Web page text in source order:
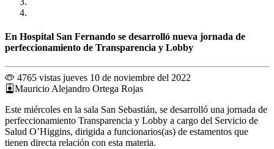
En Hospital San Fernando se desarrolló nueva jornada de
perfeccionamiento de Transparencia y Lobby
4765 vistas jueves 10 de noviembre del 2022
Mauricio Alejandro Ortega Rojas
Este miércoles en la sala San Sebastián, se desarrolló una jornada de
perfeccionamiento Transparencia y Lobby a cargo del Servicio de
Salud O’Higgins, dirigida a funcionarios(as) de estamentos que
tienen directa relación con esta materia.